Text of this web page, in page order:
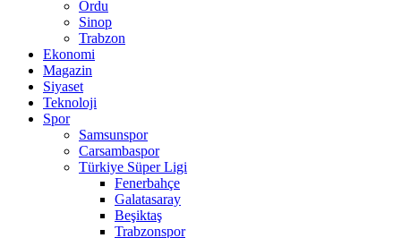
Ordu
Sinop
Trabzon
Ekonomi
Magazin
Siyaset
Teknoloji
Spor
Samsunspor
Carsambaspor
Türkiye Süper Ligi
Fenerbahçe
Galatasaray
Beşiktaş
Trabzonspor